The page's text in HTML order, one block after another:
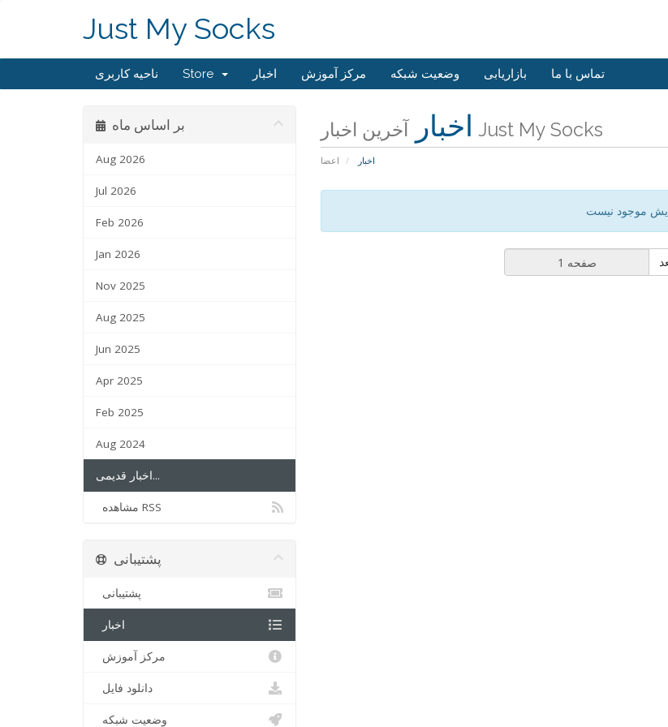
Just My Socks
ناحیه کاربری Store اخبار مرکز آموزش وضعیت شبکه بازاریابی تماس با ما
اخبار آخرین اخبار Just My Socks
اعضا اخبار
بر اساس ماه
Aug 2026
Jul 2026
Feb 2026
Jan 2026
Nov 2025
Aug 2025
Jun 2025
Apr 2025
Feb 2025
Aug 2024
اخبار قدیمی...
مشاهده RSS
موجود نیست
پشتیبانی
پشتیبانی
اخبار
مرکز آموزش
دانلود فایل
وضعیت شبکه